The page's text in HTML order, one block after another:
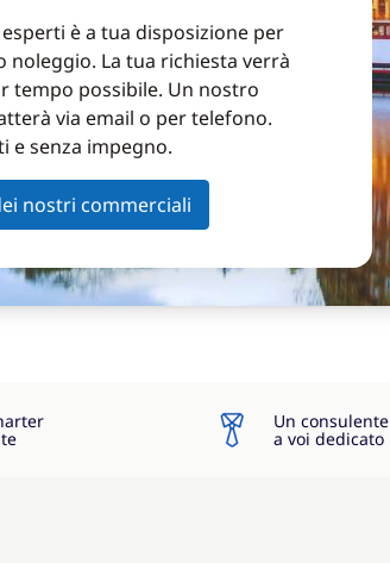
è a tua disposizione per
noleggio. La tua richiesta verrà
tempo possibile. Un nostro
via email o per telefono.
e senza impegno.
nostri commerciali
Un consulente
a voi dedicato